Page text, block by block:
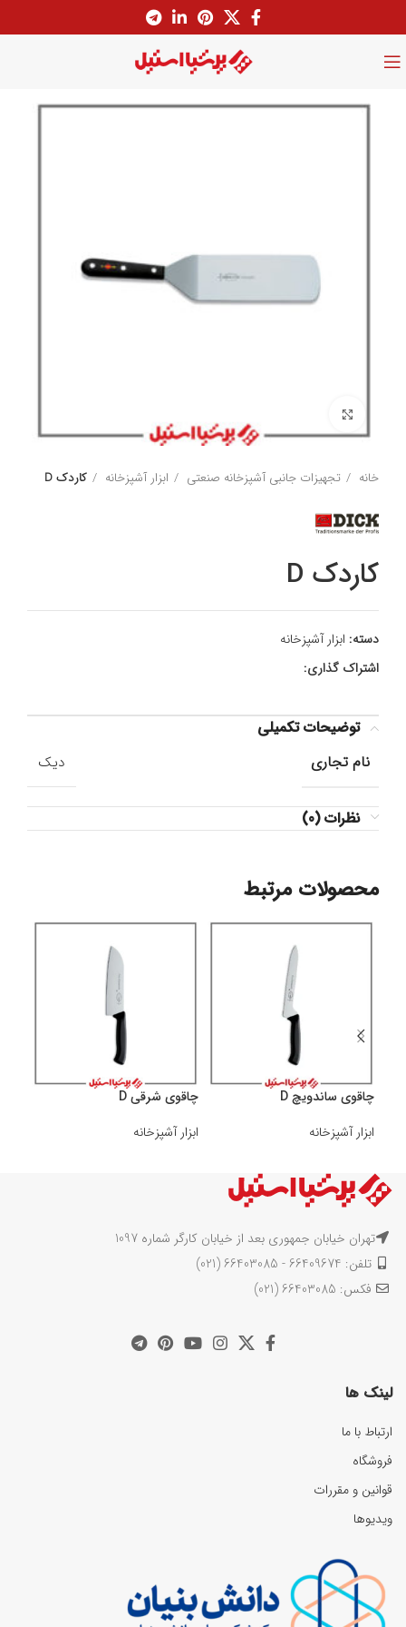
خانه تجهیزات جانبی آشپزخانه صنعتی ابزار آشپزخانه کاردک D
کاردک D
دسته: ابزار آشپزخانه
اشتراک گذاری:
توضیحات تکمیلی
نام تجاری
دیک
نظرات (0)
محصولات مرتبط
چاقوی ساندویچ D
ابزار آشپزخانه
چاقوی شرقی D
ابزار آشپزخانه
تهران خیابان جمهوری بعد از خیابان کارگر شماره 1097
تلفن: 66409674 - 66403085 (021)
فکس: 66403085 (021)
لینک ها
ارتباط با ما
فروشگاه
قوانین و مقررات
ویدیوها